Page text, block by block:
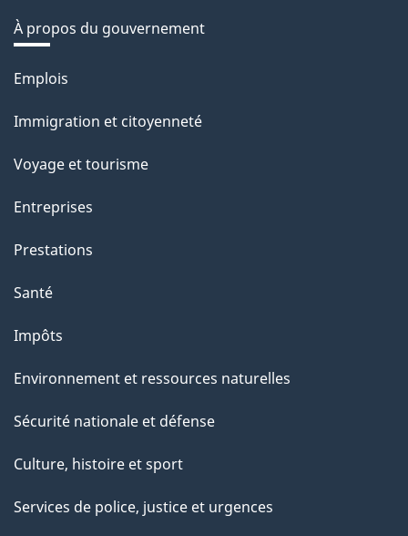
À propos du gouvernement
Thèmes
sujets
Emplois
Immigration et citoyenneté
Voyage et tourisme
Entreprises
Prestations
Santé
Impôts
Environnement et ressources naturelles
Sécurité nationale et défense
Culture, histoire et sport
Services de police, justice et urgences